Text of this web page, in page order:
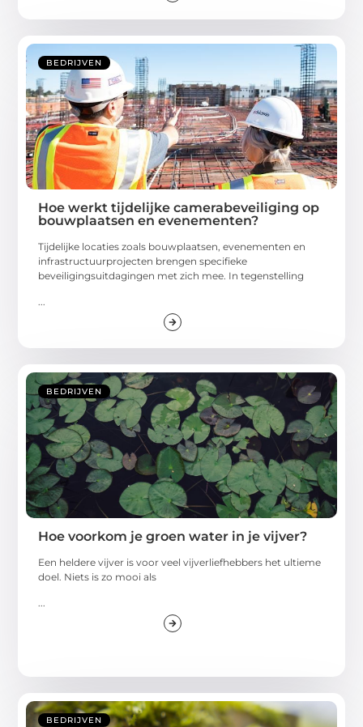
BEDRIJVEN
Hoe werkt tijdelijke camerabeveiliging op
bouwplaatsen en evenementen?
Tijdelijke locaties zoals bouwplaatsen, evenementen en
infrastructuurprojecten brengen specifieke
beveiligingsuitdagingen met zich mee. In tegenstelling
BEDRIJVEN
Hoe voorkom je groen water in je vijver?
Een heldere vijver is voor veel vijverliefhebbers het ultieme
doel. Niets is zo mooi als
...
BEDRIJVEN